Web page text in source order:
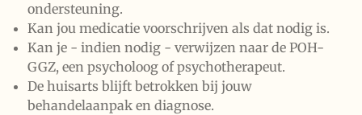
ondersteuning.
Kan jou medicatie voorschrijven als dat nodig is.
Kan je - indien nodig - verwijzen naar de POH-
GGZ, een psycholoog of psychotherapeut.
De huisarts blijft betrokken bij jouw
behandelaanpak en diagnose.